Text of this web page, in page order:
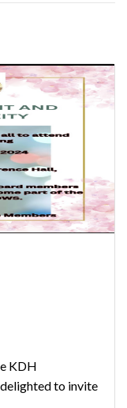
KDH
to invite